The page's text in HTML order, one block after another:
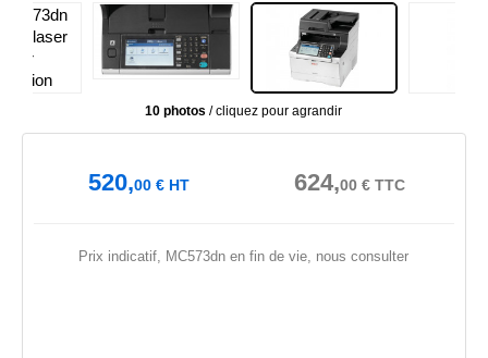
10 photos / cliquez pour agrandir
520,00€HT 624,00€TTC
Prix indicatif, MC573dn en fin de vie, nous consulter